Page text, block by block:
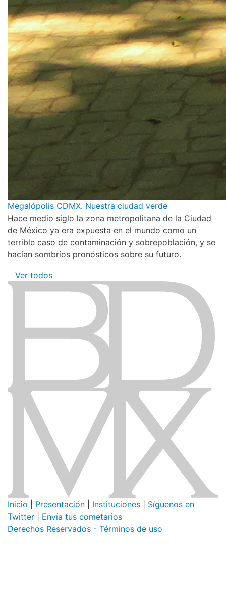
Megalópolis CDMX. Nuestra ciudad verde
Hace medio siglo la zona metropolitana de la Ciudad
de México ya era expuesta en el mundo como un
terrible caso de contaminación y sobrepoblación, y se
hacían sombríos pronósticos sobre su futuro.
Ver todos
Inicio Presentación Instituciones
Síguenos en
Twitter
Envía tus cometarios
Derechos Reservados - Términos de uso